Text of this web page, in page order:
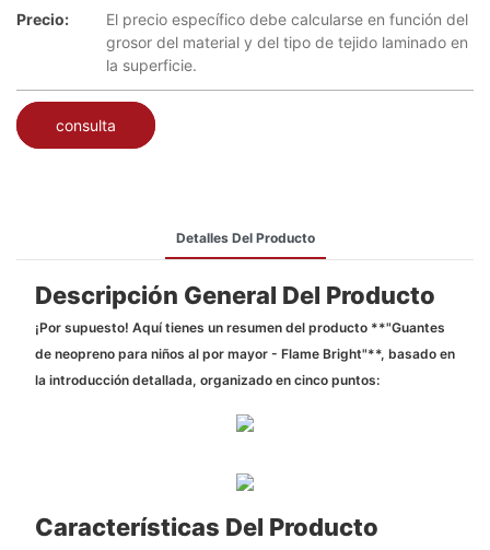
Precio:
El precio específico debe calcularse en función del
grosor del material y del tipo de tejido laminado en
la superficie.
consulta
Detalles Del Producto
Descripción General Del Producto
¡Por supuesto! Aquí tienes un resumen del producto **"Guantes
de neopreno para niños al por mayor - Flame Bright"**, basado en
la introducción detallada, organizado en cinco puntos:
Características Del Producto